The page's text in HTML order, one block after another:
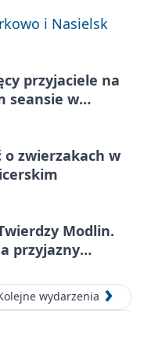
i Nasielsk
przyjaciele na
seansie w
o zwierzakach w
Modlin.
przyjazny
wydarzenia